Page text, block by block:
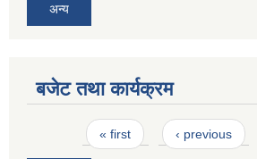
अन्य
बजेट तथा कार्यक्रम
Pages« first ‹ previous